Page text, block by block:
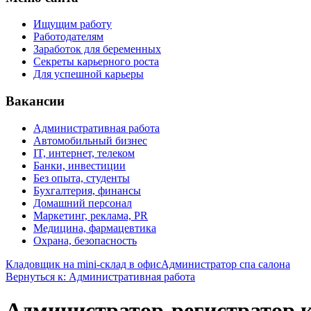
Ищущим работу
Работодателям
Заработок для беременных
Секреты карьерного роста
Для успешной карьеры
Вакансии
Административная работа
Автомобильный бизнес
IT, интернет, телеком
Банки, инвестиции
Без опыта, студенты
Бухгалтерия, финансы
Домашний персонал
Маркетинг, реклама, PR
Медицина, фармацевтика
Охрана, безопасность
Кладовщик на mini-склад в офисАдминистратор спа салона
Вернуться к: Административная работа